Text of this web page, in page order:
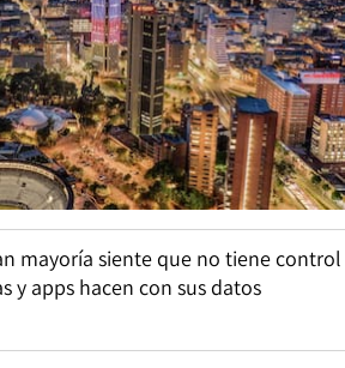
mayoría siente que no tiene control
y apps hacen con sus datos